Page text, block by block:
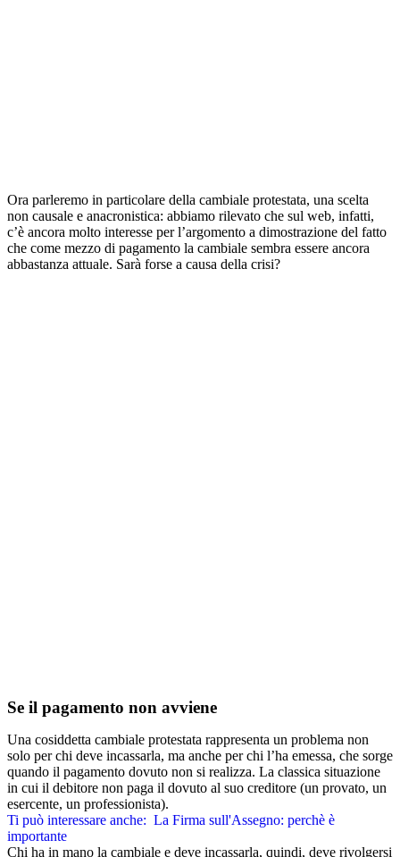
Ora parleremo in particolare della cambiale protestata, una scelta
non causale e anacronistica: abbiamo rilevato che sul web, infatti,
c’è ancora molto interesse per l’argomento a dimostrazione del fatto
che come mezzo di pagamento la cambiale sembra essere ancora
abbastanza attuale. Sarà forse a causa della crisi?
Se il pagamento non avviene
Una cosiddetta cambiale protestata rappresenta un problema non
solo per chi deve incassarla, ma anche per chi l’ha emessa, che sorge
quando il pagamento dovuto non si realizza. La classica situazione
in cui il debitore non paga il dovuto al suo creditore (un provato, un
esercente, un professionista).
Ti può interessare anche: La Firma sull'Assegno: perchè è
importante
Chi ha in mano la cambiale e deve incassarla, quindi, deve rivolgersi